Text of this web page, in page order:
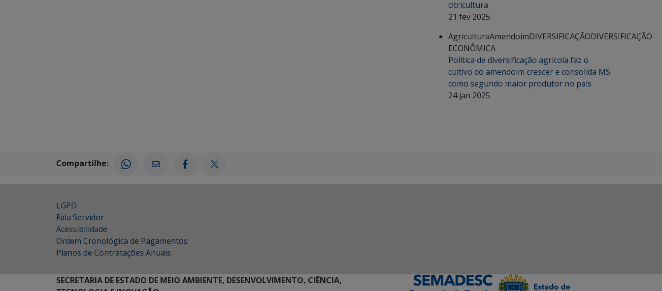
citricultura
21 fev 2025
AgriculturaAmendoimDIVERSIFICAÇÃODIVERSIFICAÇÃO
ECONÔMICA
Política de diversificação agrícola faz o
cultivo do amendoim crescer e consolida MS
como segundo maior produtor no país
24 jan 2025
Compartilhe:
LGPD
Fala Servidor
Acessibilidade
Ordem Cronológica de Pagamentos
Planos de Contratações Anuais
SECRETARIA DE ESTADO DE MEIO AMBIENTE, DESENVOLVIMENTO, CIÊNCIA,